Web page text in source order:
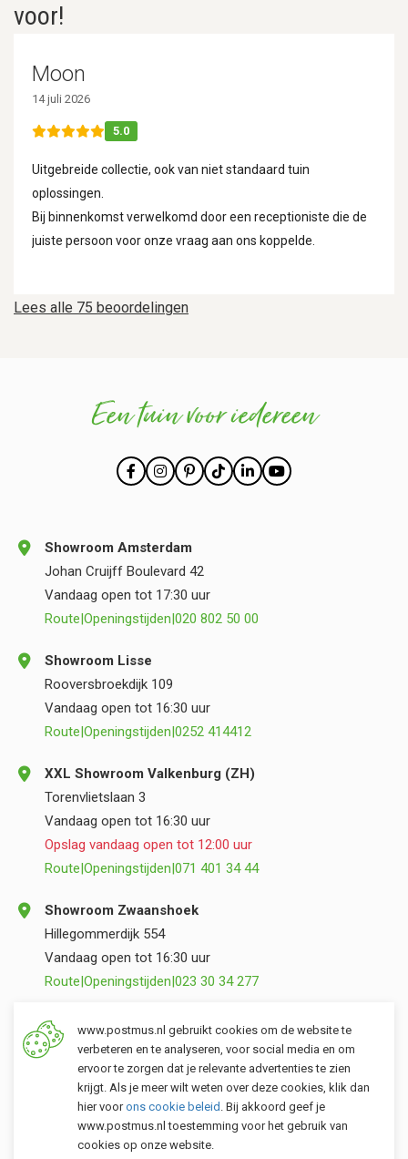
voor!
Lees alle 75 beoordelingen
Moon
14 juli 2026
5.0
Uitgebreide collectie, ook van niet standaard tuin
oplossingen.
Bij binnenkomst verwelkomd door een receptioniste die de
juiste persoon voor onze vraag aan ons koppelde.
Een tuin voor iedereen
Klantenservice
Showroom Amsterdam
Johan Cruijff Boulevard 42
Vandaag open tot 17:30 uur
Route|Openingstijden|020 802 50 00
Showroom Lisse
Rooversbroekdijk 109
Vandaag open tot 16:30 uur
Route|Openingstijden|0252 414412
XXL Showroom Valkenburg (ZH)
Torenvlietslaan 3
Vandaag open tot 16:30 uur
Opslag vandaag open tot 12:00 uur
Route|Openingstijden|071 401 34 44
Showroom Zwaanshoek
Hillegommerdijk 554
Vandaag open tot 16:30 uur
Route|Openingstijden|023 30 34 277
Opslag Valkenburg (ZH)
Torenvlietslaan 3
Vandaag open tot 12:00 uur
Route|Openingstijden |071 401 34 44
www.postmus.nl gebruikt cookies om de website te
verbeteren en te analyseren, voor social media en om
ervoor te zorgen dat je relevante advertenties te zien
krijgt. Als je meer wilt weten over deze cookies, klik dan
hier voorons cookie beleid . Bij akkoord geef je
www.postmus.nl toestemming voor het gebruik van
cookies op onze website.